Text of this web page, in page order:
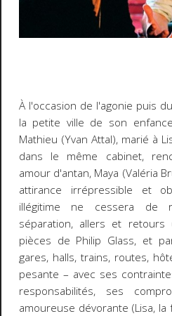
À l'occasion de l'agonie puis
la petite ville de son
Mathieu (Yvan Attal), marié à
dans le même cabinet,
amour d'antan, Maya (Valéria
attirance irrépressible et
illégitime ne cessera de
séparation, allers et retours
pièces de Philip Glass, et
gares, halls, trains, routes,
pesante – avec ses
responsabilités, ses
amoureuse dévorante (Lisa,